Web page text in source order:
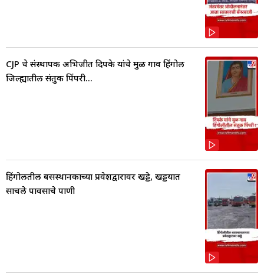
CJP चे संस्थापक अभिजीत दिपके यांचे मुळ गाव हिंगोली
जिल्ह्यातील संतुक पिंपरी...
हिंगोलीतील बसस्थानकाच्या प्रवेशद्वारावर खड्डे, खड्डयात
साचले पावसाचे पाणी